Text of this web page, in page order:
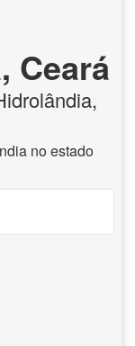
Ceará
no estado